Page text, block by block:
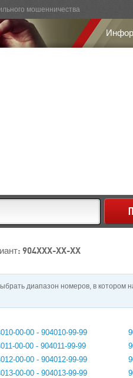
мошенничества
904XXX-XX-XX
диапазон номеров, в котором
00-00 - 904010-99-99
00-00 - 904011-99-99
00-00 - 904012-99-99
00-00 - 904013-99-99